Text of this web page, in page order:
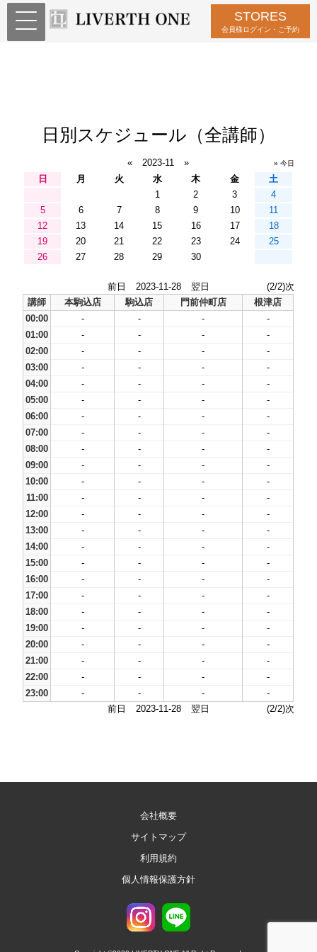
STORES
会員様ログイン・ご予約
日別スケジュール（全講師）
« 2023-11 » » 今日
日 月 火 水 木 金
土
1
2 3
4
5
6 7 8 9 10
11
12
13 14 15 16 17
18
19
20 21 22 23 24
25
26
27 28 29 30
前日 2023-11-28 翌日
(2/2)次
講師
本駒込店 駒込店 門前仲町店
根津店
00:00
- - -
-
01:00
- - -
-
02:00
- - -
-
03:00
- - -
-
04:00
- - -
-
05:00
- - -
-
06:00
- - -
-
07:00
- - -
-
08:00
- - -
-
09:00
- - -
-
10:00
- - -
-
11:00
- - -
-
12:00
- - -
-
13:00
- - -
-
14:00
- - -
-
15:00
- - -
-
16:00
- - -
-
17:00
- - -
-
18:00
- - -
-
19:00
- - -
-
20:00
- - -
-
21:00
- - -
-
22:00
- - -
-
23:00
- - -
-
前日
2023-11-28 翌日 (2/2)次
会社概要
サイトマップ
利用規約
個人情報保護方針